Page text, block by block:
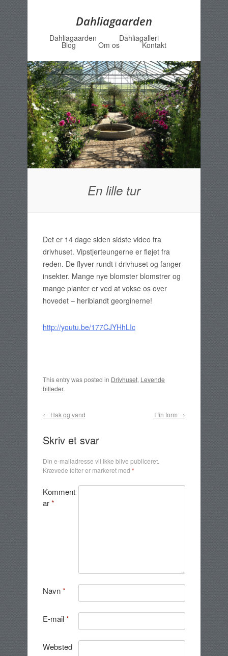
Dahliagaarden
Menu
Skip to content
Dahliagaarden Dahliagalleri
Blog Om os Kontakt
En lille tur
Det er 14 dage siden sidste video fra
drivhuset. Vipstjerteungerne er fløjet fra
reden. De flyver rundt i drivhuset og fanger
insekter. Mange nye blomster blomstrer og
mange planter er ved at vokse os over
hovedet – heriblandt georginerne!
http://youtu.be/177CJYHhLIc
This entry was posted in Drivhuset, Levende
billeder.
Post navigation
← Hak og vand I fin form →
Skriv et svar
Din e-mailadresse vil ikke blive publiceret.
Krævede felter er markeret med *
Komment
ar*
Navn*
E-mail*
Websted